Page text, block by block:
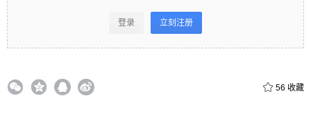
登录 立刻注册
56 收藏